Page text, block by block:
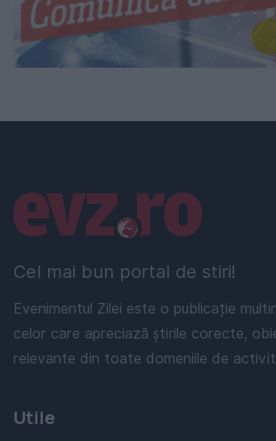
Cel mai bun portal de stiri!
Evenimentul Zilei este o publicație
celor care apreciază știrile corecte,
relevante din toate domeniile de
Linkuri utile
Utile